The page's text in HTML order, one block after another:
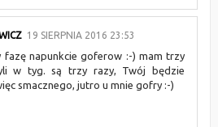
19 SIERPNIA 2016 23:53
fazę napunkcie goferow :-) mam trzy
w tyg. są trzy razy, Twój będzie
smacznego, jutro u mnie gofry :-)